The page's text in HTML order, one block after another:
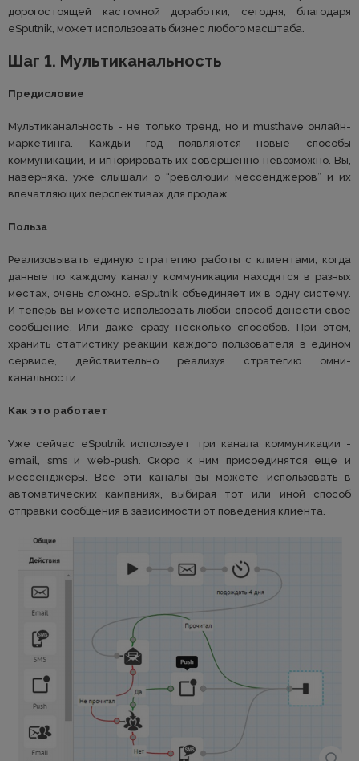
дорогостоящей кастомной доработки, сегодня, благодаря
eSputnik, может использовать бизнес любого масштаба.
Шаг 1. Мультиканальность
Предисловие
Мультиканальность - не только тренд, но и musthave онлайн-
маркетинга. Каждый год появляются новые способы
коммуникации, и игнорировать их совершенно невозможно. Вы,
наверняка, уже слышали о “революции мессенджеров” и их
впечатляющих перспективах для продаж.
Польза
Реализовывать единую стратегию работы с клиентами, когда
данные по каждому каналу коммуникации находятся в разных
местах, очень сложно. eSputnik объединяет их в одну систему.
И теперь вы можете использовать любой способ донести свое
сообщение. Или даже сразу несколько способов. При этом,
хранить статистику реакции каждого пользователя в едином
сервисе, действительно реализуя стратегию омни-
канальности.
Как это работает
Уже сейчас eSputnik использует три канала коммуникации -
email, sms и web-push. Скоро к ним присоединятся еще и
мессенджеры. Все эти каналы вы можете использовать в
автоматических кампаниях, выбирая тот или иной способ
отправки сообщения в зависимости от поведения клиента.